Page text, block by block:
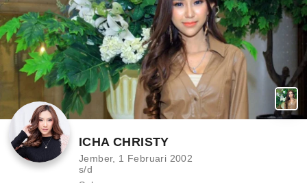
ICHA CHRISTY
Jember, 1 Februari 2002
s/d